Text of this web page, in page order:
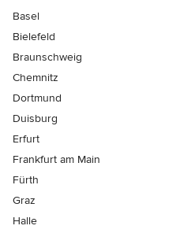
Basel
Bielefeld
Braunschweig
Chemnitz
Dortmund
Duisburg
Erfurt
Frankfurt am Main
Fürth
Graz
Halle